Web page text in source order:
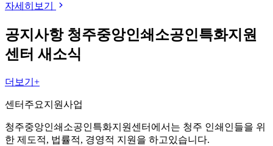
자세히보기
공지사항 청주중앙인쇄소공인특화지원
센터 새소식
더보기+
센터주요지원사업
청주중앙인쇄소공인특화지원센터에서는 청주 인쇄인들을 위
한 제도적, 법률적, 경영적 지원을 하고있습니다.